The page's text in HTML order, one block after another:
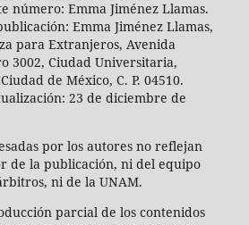
número: Emma Jiménez Llamas.
Emma Jiménez Llamas,
para Extranjeros, Avenida
3002, Ciudad Universitaria,
de México, C. P. 04510.
23 de diciembre de
por los autores no reflejan
de la publicación, ni del equipo
ni de la UNAM.
parcial de los contenidos